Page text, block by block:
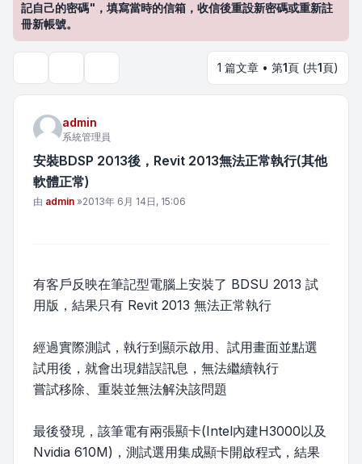
記自己的密碼"，填寫當時的信箱，收信後重設新密碼或重新註
冊新帳號。
1 篇文章 • 第1頁 (共1頁)
admin
系統管理員
安裝BDSP 2013後，Revit 2013無法正常執行(其他
軟體正常)
文章
由 admin »2013年 6月 14日, 15:06
有客戶反映在筆記型電腦上安裝了 BDSU 2013 試
用版，結果只有 Revit 2013 無法正常執行
經過實際測試，執行到顯示啟用、試用畫面並點選
試用後，就會出現錯誤訊息，無法繼續執行
嘗試移除、重裝並無法解決該問題
最後發現，該筆電有兩張顯卡(Intel內建H3000以及
Nvidia 610M)，測試選用集成顯卡開啟程式，結果